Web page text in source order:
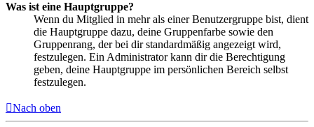
Was ist eine Hauptgruppe?
Wenn du Mitglied in mehr als einer Benutzergruppe bist, dient
die Hauptgruppe dazu, deine Gruppenfarbe sowie den
Gruppenrang, der bei dir standardmäßig angezeigt wird,
festzulegen. Ein Administrator kann dir die Berechtigung
geben, deine Hauptgruppe im persönlichen Bereich selbst
festzulegen.
Nach oben